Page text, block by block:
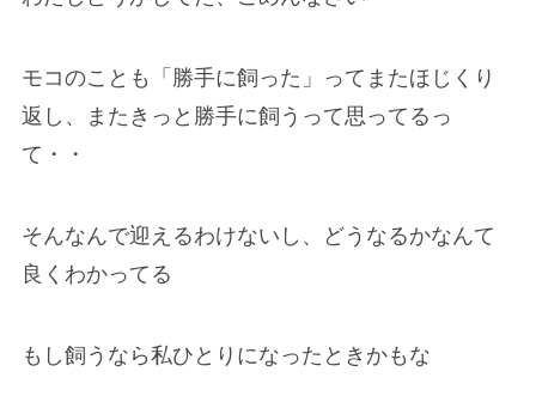
モコのことも「勝手に飼った」ってまたほじくり
返し、またきっと勝手に飼うって思ってるっ
て・・
そんなんで迎えるわけないし、どうなるかなんて
良くわかってる
もし飼うなら私ひとりになったときかもな